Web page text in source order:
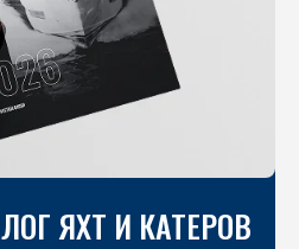
ЯХТ И КАТЕРОВ